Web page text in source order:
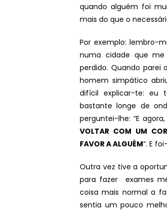
quando alguém foi
mais do que o
Por exemplo: lembro-
numa cidade que
perdido. Quando parei
homem simpático
difícil explicar-te: eu
bastante longe de
perguntei-lhe: “E
VOLTAR COM UM
FAVOR A ALGUÉM“. E
Outra vez tive a
para fazer exames
coisa mais normal a
sentia um pouco